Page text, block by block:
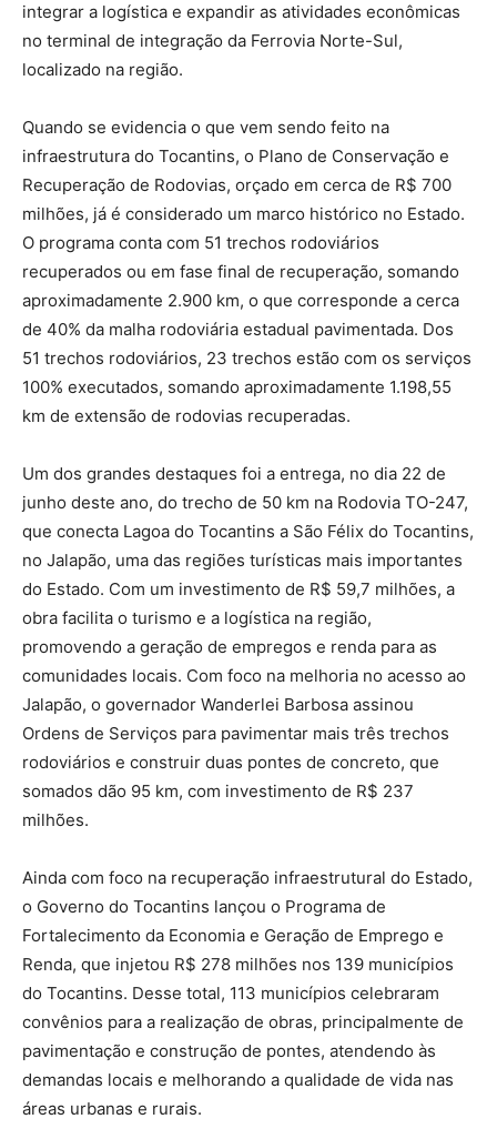
integrar a logística e expandir as atividades econômicas
no terminal de integração da Ferrovia Norte-Sul,
localizado na região.
Quando se evidencia o que vem sendo feito na
infraestrutura do Tocantins, o Plano de Conservação e
Recuperação de Rodovias, orçado em cerca de R$ 700
milhões, já é considerado um marco histórico no Estado.
O programa conta com 51 trechos rodoviários
recuperados ou em fase final de recuperação, somando
aproximadamente 2.900 km, o que corresponde a cerca
de 40% da malha rodoviária estadual pavimentada. Dos
51 trechos rodoviários, 23 trechos estão com os serviços
100% executados, somando aproximadamente 1.198,55
km de extensão de rodovias recuperadas.
Um dos grandes destaques foi a entrega, no dia 22 de
junho deste ano, do trecho de 50 km na Rodovia TO-247,
que conecta Lagoa do Tocantins a São Félix do Tocantins,
no Jalapão, uma das regiões turísticas mais importantes
do Estado. Com um investimento de R$ 59,7 milhões, a
obra facilita o turismo e a logística na região,
promovendo a geração de empregos e renda para as
comunidades locais. Com foco na melhoria no acesso ao
Jalapão, o governador Wanderlei Barbosa assinou
Ordens de Serviços para pavimentar mais três trechos
rodoviários e construir duas pontes de concreto, que
somados dão 95 km, com investimento de R$ 237
milhões.
Ainda com foco na recuperação infraestrutural do Estado,
o Governo do Tocantins lançou o Programa de
Fortalecimento da Economia e Geração de Emprego e
Renda, que injetou R$ 278 milhões nos 139 municípios
do Tocantins. Desse total, 113 municípios celebraram
convênios para a realização de obras, principalmente de
pavimentação e construção de pontes, atendendo às
demandas locais e melhorando a qualidade de vida nas
áreas urbanas e rurais.